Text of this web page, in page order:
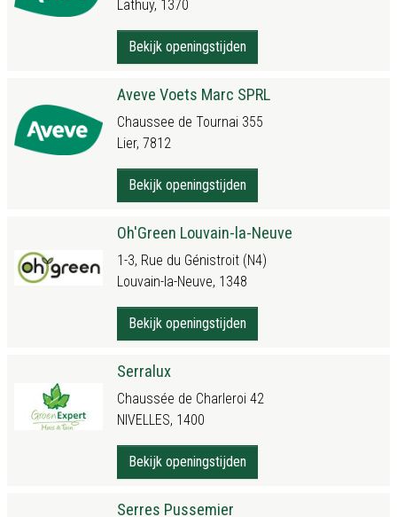
Lathuy, 1370
Bekijk openingstijden
Aveve Voets Marc SPRL
Chaussee de Tournai 355
Lier, 7812
Bekijk openingstijden
Oh'Green Louvain-la-Neuve
1-3, Rue du Génistroit (N4)
Louvain-la-Neuve, 1348
Bekijk openingstijden
Serralux
Chaussée de Charleroi 42
NIVELLES, 1400
Bekijk openingstijden
Serres Pussemier